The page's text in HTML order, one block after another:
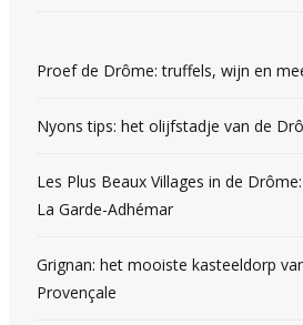
Proef de Drôme: truffels, wijn en
Nyons tips: het olijfstadje van de
Les Plus Beaux Villages in de
La Garde-Adhémar
Grignan: het mooiste kasteeldorp
Provençale